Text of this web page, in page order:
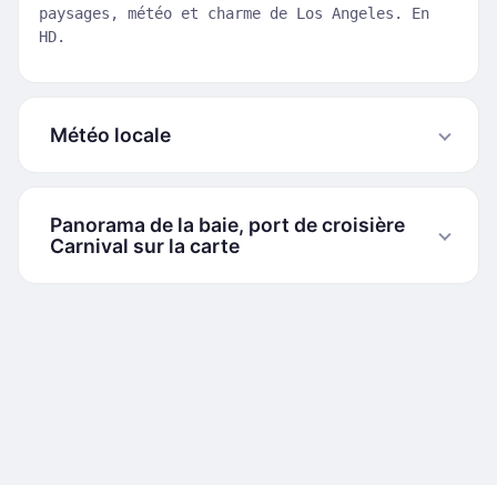
paysages, météo et charme de Los Angeles. En
HD.
Météo locale
Panorama de la baie, port de croisière
Carnival sur la carte